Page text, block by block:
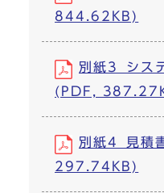
844.62KB)
別紙3_シス
(PDF,
別紙4_見積
297.74KB)